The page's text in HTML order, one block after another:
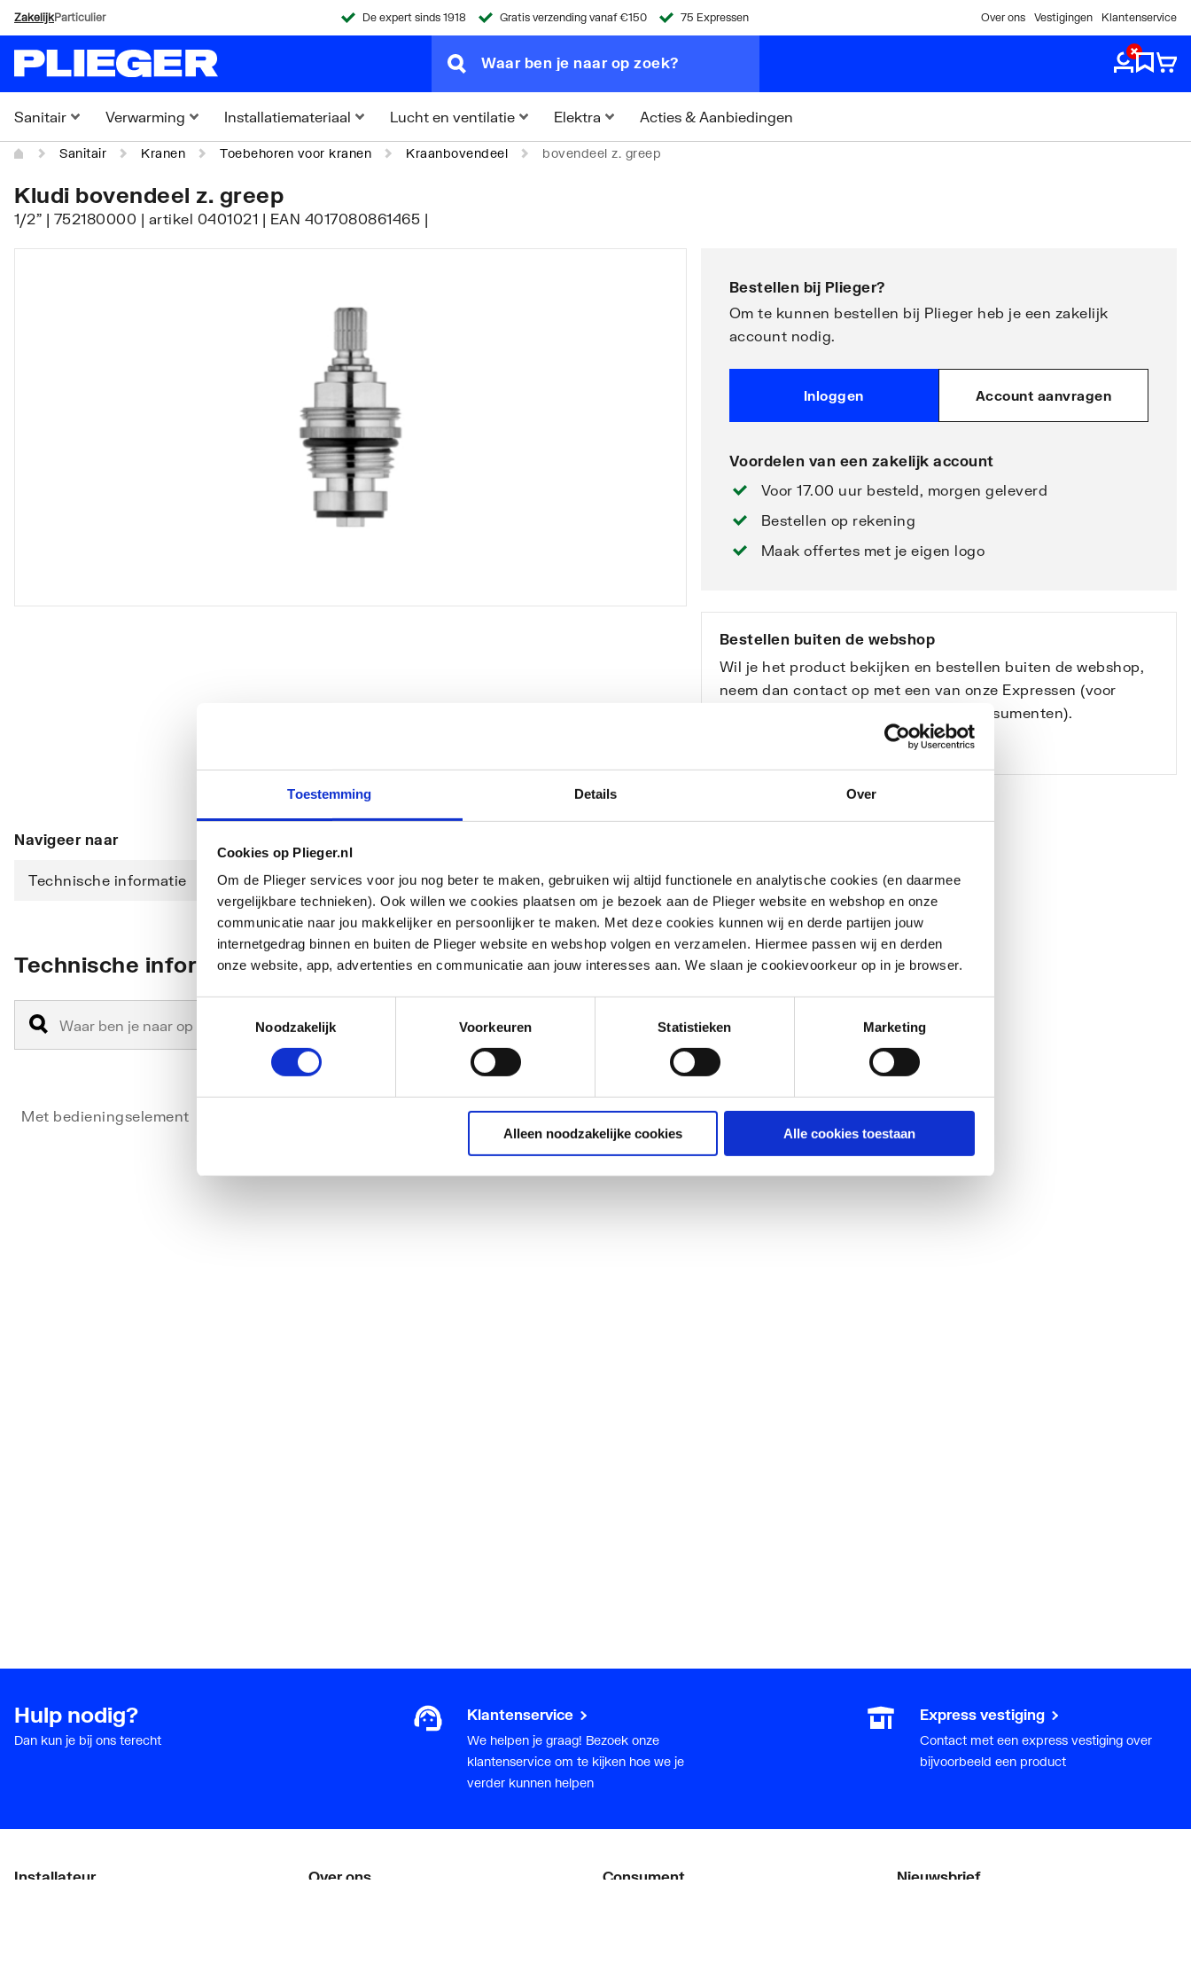
Toestemming Details Over
Cookies op Plieger.nl
Om de Plieger services voor jou nog beter te maken, gebruiken wij altijd functionele en analytische cookies (en daarmee
vergelijkbare technieken). Ook willen we cookies plaatsen om je bezoek aan de Plieger website en webshop en onze
communicatie naar jou makkelijker en persoonlijker te maken. Met deze cookies kunnen wij en derde partijen jouw
internetgedrag binnen en buiten de Plieger website en webshop volgen en verzamelen. Hiermee passen wij en derden
onze website, app, advertenties en communicatie aan jouw interesses aan. We slaan je cookievoorkeur op in je browser.
Toestemmingsselectie
Noodzakelijk
Voorkeuren Statistieken Marketing
Alleen noodzakelijke cookies Alle cookies toestaan
ZakelijkParticulier De expert sinds 1918 Gratis verzending vanaf €150 75 Expressen Over ons Vestigingen Klantenservice
Sanitair Verwarming Installatiemateriaal Lucht en ventilatie Elektra Acties & Aanbiedingen
Sanitair Kranen Toebehoren voor kranen Kraanbovendeel bovendeel z. greep
Kludi bovendeel z. greep
1/2" | 752180000 | artikel 0401021 | EAN 4017080861465 |
Bestellen bij Plieger?
Om te kunnen bestellen bij Plieger heb je een zakelijk
account nodig.
Inloggen Account aanvragen
Voordelen van een zakelijk account
Voor 17.00 uur besteld, morgen geleverd
Bestellen op rekening
Maak offertes met je eigen logo
Bestellen buiten de webshop
Wil je het product bekijken en bestellen buiten de webshop,
neem dan contact op met een van onze Expressen (voor
professionals) of Showrooms (voor consumenten).
Navigeer naar
Technische informatie
Technische informatie
Met bedieningselement
Hulp nodig?
Dan kun je bij ons terecht
Klantenservice
We helpen je graag! Bezoek onze
klantenservice om te kijken hoe we je
verder kunnen helpen
Express vestiging
Contact met een express vestiging over
bijvoorbeeld een product
Installateur Over ons Consument Nieuwsbrief